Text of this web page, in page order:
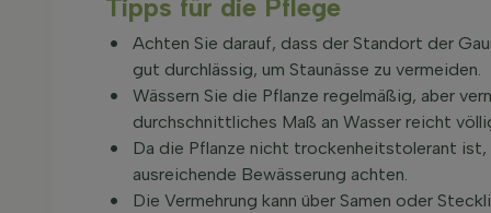
Tipps für die Pflege
Achten Sie darauf, dass der Standort der
gut durchlässig, um Staunässe zu vermeiden.
Wässern Sie die Pflanze regelmäßig, aber
durchschnittliches Maß an Wasser reicht
Da die Pflanze nicht trockenheitstolerant ist,
ausreichende Bewässerung achten.
Die Vermehrung kann über Samen oder